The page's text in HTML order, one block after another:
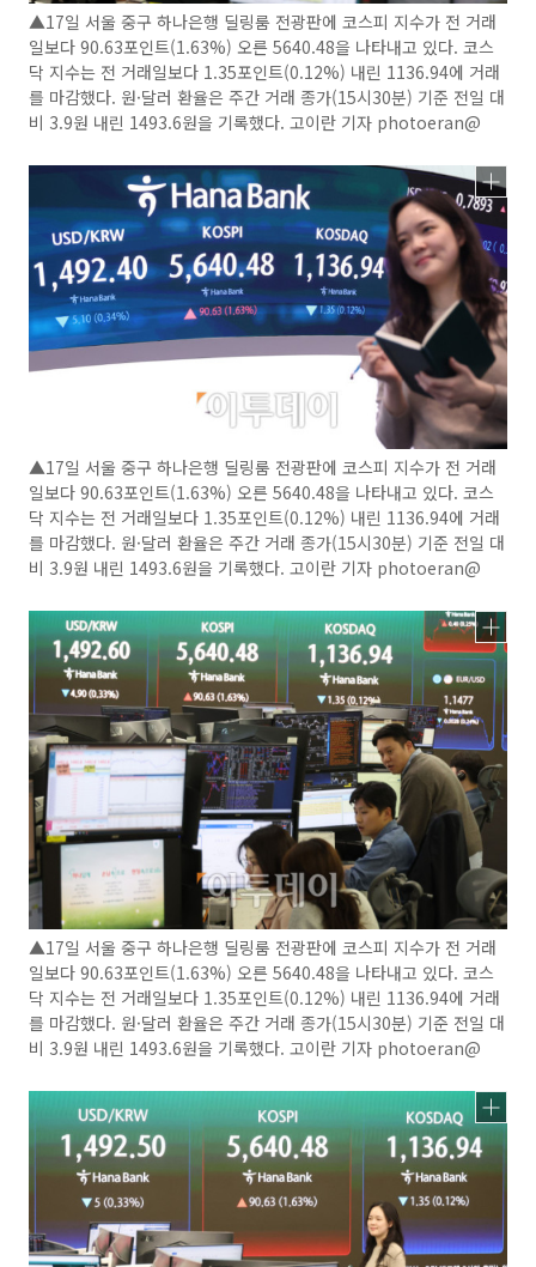
▲17일 서울 중구 하나은행 딜링룸 전광판에 코스피 지수가 전 거래
일보다 90.63포인트(1.63%) 오른 5640.48을 나타내고 있다. 코스
닥 지수는 전 거래일보다 1.35포인트(0.12%) 내린 1136.94에 거래
를 마감했다. 원·달러 환율은 주간 거래 종가(15시30분) 기준 전일 대
비 3.9원 내린 1493.6원을 기록했다. 고이란 기자 photoeran@
▲17일 서울 중구 하나은행 딜링룸 전광판에 코스피 지수가 전 거래
일보다 90.63포인트(1.63%) 오른 5640.48을 나타내고 있다. 코스
닥 지수는 전 거래일보다 1.35포인트(0.12%) 내린 1136.94에 거래
를 마감했다. 원·달러 환율은 주간 거래 종가(15시30분) 기준 전일 대
비 3.9원 내린 1493.6원을 기록했다. 고이란 기자 photoeran@
▲17일 서울 중구 하나은행 딜링룸 전광판에 코스피 지수가 전 거래
일보다 90.63포인트(1.63%) 오른 5640.48을 나타내고 있다. 코스
닥 지수는 전 거래일보다 1.35포인트(0.12%) 내린 1136.94에 거래
를 마감했다. 원·달러 환율은 주간 거래 종가(15시30분) 기준 전일 대
비 3.9원 내린 1493.6원을 기록했다. 고이란 기자 photoeran@